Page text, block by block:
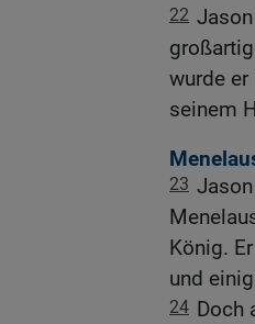
22
wurde
seinem
23
König.
und
24 Doch